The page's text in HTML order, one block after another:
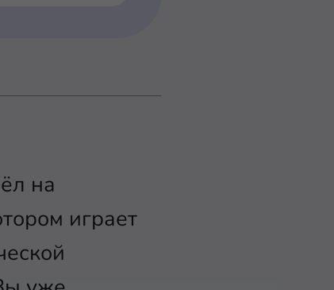
на
играет